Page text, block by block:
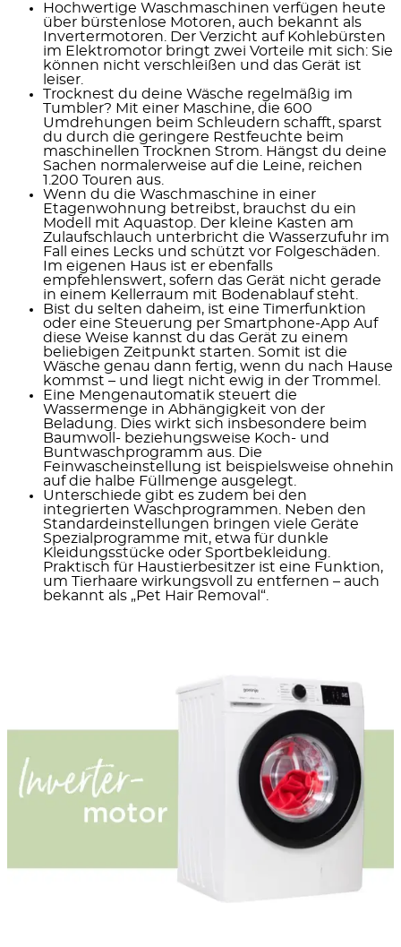
Hochwertige Waschmaschinen verfügen heute
über bürstenlose Motoren, auch bekannt als
Invertermotoren. Der Verzicht auf Kohlebürsten
im Elektromotor bringt zwei Vorteile mit sich: Sie
können nicht verschleißen und das Gerät ist
leiser.
Trocknest du deine Wäsche regelmäßig im
Tumbler? Mit einer Maschine, die 600
Umdrehungen beim Schleudern schafft, sparst
du durch die geringere Restfeuchte beim
maschinellen Trocknen Strom. Hängst du deine
Sachen normalerweise auf die Leine, reichen
1.200 Touren aus.
Wenn du die Waschmaschine in einer
Etagenwohnung betreibst, brauchst du ein
Modell mit Aquastop. Der kleine Kasten am
Zulaufschlauch unterbricht die Wasserzufuhr im
Fall eines Lecks und schützt vor Folgeschäden.
Im eigenen Haus ist er ebenfalls
empfehlenswert, sofern das Gerät nicht gerade
in einem Kellerraum mit Bodenablauf steht.
Bist du selten daheim, ist eine Timerfunktion
oder eine Steuerung per Smartphone-App Auf
diese Weise kannst du das Gerät zu einem
beliebigen Zeitpunkt starten. Somit ist die
Wäsche genau dann fertig, wenn du nach Hause
kommst – und liegt nicht ewig in der Trommel.
Eine Mengenautomatik steuert die
Wassermenge in Abhängigkeit von der
Beladung. Dies wirkt sich insbesondere beim
Baumwoll- beziehungsweise Koch- und
Buntwaschprogramm aus. Die
Feinwascheinstellung ist beispielsweise ohnehin
auf die halbe Füllmenge ausgelegt.
Unterschiede gibt es zudem bei den
integrierten Waschprogrammen. Neben den
Standardeinstellungen bringen viele Geräte
Spezialprogramme mit, etwa für dunkle
Kleidungsstücke oder Sportbekleidung.
Praktisch für Haustierbesitzer ist eine Funktion,
um Tierhaare wirkungsvoll zu entfernen – auch
bekannt als „Pet Hair Removal“.